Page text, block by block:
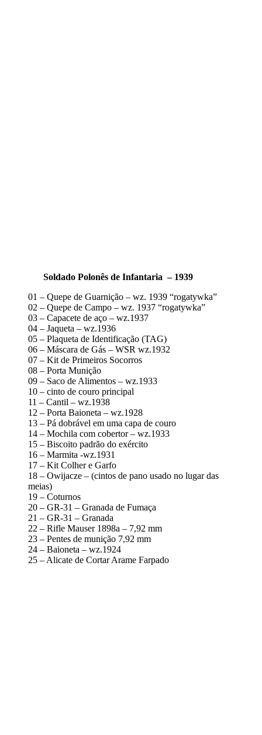
Soldado Polonês de Infantaria – 1939
01 – Quepe de Guarnição – wz. 1939 “rogatywka”
02 – Quepe de Campo – wz. 1937 “rogatywka”
03 – Capacete de aço – wz.1937
04 – Jaqueta – wz.1936
05 – Plaqueta de Identificação (TAG)
06 – Máscara de Gás – WSR wz.1932
07 – Kit de Primeiros Socorros
08 – Porta Munição
09 – Saco de Alimentos – wz.1933
10 – cinto de couro principal
11 – Cantil – wz.1938
12 – Porta Baioneta – wz.1928
13 – Pá dobrável em uma capa de couro
14 – Mochila com cobertor – wz.1933
15 – Biscoito padrão do exército
16 – Marmita -wz.1931
17 – Kit Colher e Garfo
18 – Owijacze – (cintos de pano usado no lugar das
meias)
19 – Coturnos
20 – GR-31 – Granada de Fumaça
21 – GR-31 – Granada
22 – Rifle Mauser 1898a – 7,92 mm
23 – Pentes de munição 7,92 mm
24 – Baioneta – wz.1924
25 – Alicate de Cortar Arame Farpado